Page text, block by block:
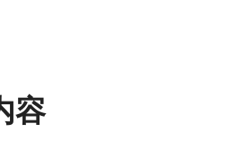
容